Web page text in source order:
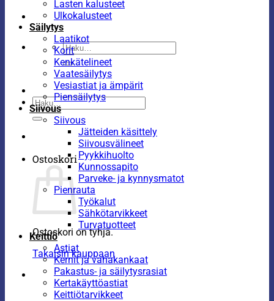
Etsi:
Etsi:
Ostoskori
Ostoskori on tyhjä.
Takaisin kauppaan
Lasten kalusteet
Ulkokalusteet
Säilytys
Laatikot
Korit
Kenkätelineet
Vaatesäilytys
Vesiastiat ja ämpärit
Piensäilytys
Siivous
Siivous
Jätteiden käsittely
Siivousvälineet
Pyykkihuolto
Kunnossapito
Parveke- ja kynnysmatot
Pienrauta
Työkalut
Sähkötarvikkeet
Turvatuotteet
Keittiö
Astiat
Kernit ja vahakankaat
Pakastus- ja säilytysrasiat
Kertakäyttöastiat
Keittiötarvikkeet